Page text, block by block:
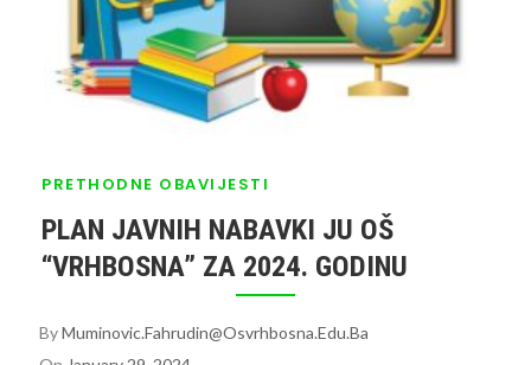
PRETHODNE OBAVIJESTI
PLAN JAVNIH NABAVKI JU OŠ
“VRHBOSNA” ZA 2024. GODINU
ByMuminovic.fahrudin@osvrhbosna.edu.ba